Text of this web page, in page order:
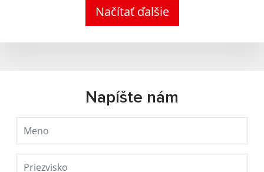
Načítať ďalšie
Napíšte nám